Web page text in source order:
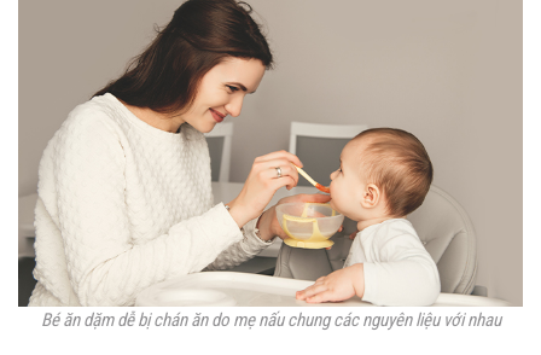
Bé ăn dặm dễ bị chán ăn do mẹ nấu chung các nguyên liệu với nhau